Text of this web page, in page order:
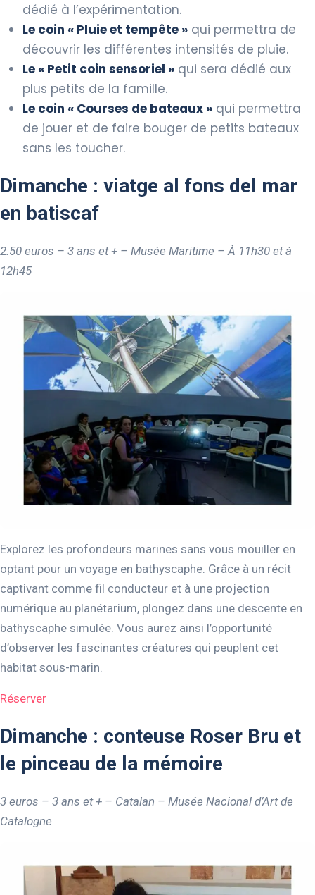
dédié à l’expérimentation.
Le coin « Pluie et tempête » qui permettra de
découvrir les différentes intensités de pluie.
Le « Petit coin sensoriel » qui sera dédié aux
plus petits de la famille.
Le coin « Courses de bateaux » qui permettra
de jouer et de faire bouger de petits bateaux
sans les toucher.
Dimanche : viatge al fons del mar
en batiscaf
2.50 euros – 3 ans et + – Musée Maritime – À 11h30 et à
12h45
Explorez les profondeurs marines sans vous mouiller en
optant pour un voyage en bathyscaphe. Grâce à un récit
captivant comme fil conducteur et à une projection
numérique au planétarium, plongez dans une descente en
bathyscaphe simulée. Vous aurez ainsi l’opportunité
d’observer les fascinantes créatures qui peuplent cet
habitat sous-marin.
Réserver
Dimanche : conteuse Roser Bru et
le pinceau de la mémoire
3 euros – 3 ans et + – Catalan – Musée Nacional d’Art de
Catalogne